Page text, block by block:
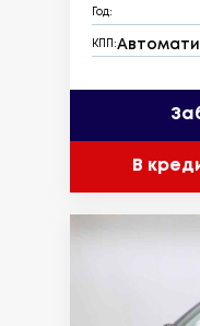
Год:
КПП:
В